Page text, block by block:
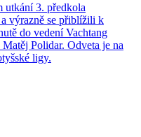
utkání 3. předkola
výrazně se přiblížili k
do vedení Vachtang
Polidar. Odveta je na
ligy.